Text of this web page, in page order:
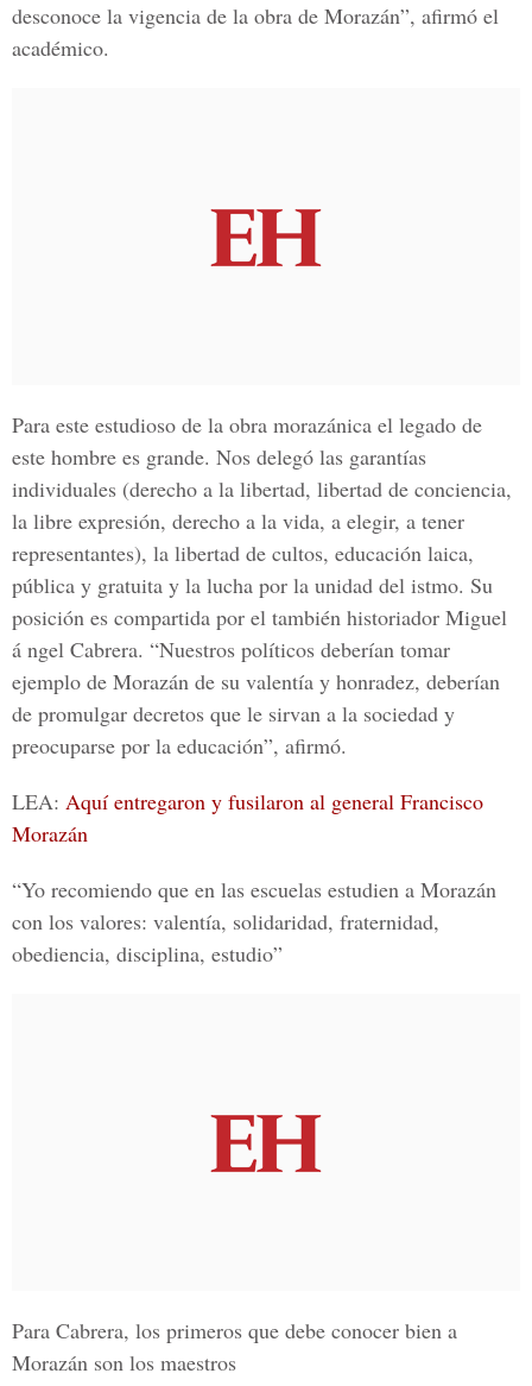
desconoce la vigencia de la obra de Morazán”, afirmó el
académico.
Para este estudioso de la obra morazánica el legado de
este hombre es grande. Nos delegó las garantías
individuales (derecho a la libertad, libertad de conciencia,
la libre expresión, derecho a la vida, a elegir, a tener
representantes), la libertad de cultos, educación laica,
pública y gratuita y la lucha por la unidad del istmo. Su
posición es compartida por el también historiador Miguel
á ngel Cabrera. “Nuestros políticos deberían tomar
ejemplo de Morazán de su valentía y honradez, deberían
de promulgar decretos que le sirvan a la sociedad y
preocuparse por la educación”, afirmó.
LEA: Aquí entregaron y fusilaron al general Francisco
Morazán
“Yo recomiendo que en las escuelas estudien a Morazán
con los valores: valentía, solidaridad, fraternidad,
obediencia, disciplina, estudio”
Para Cabrera, los primeros que debe conocer bien a
Morazán son los maestros